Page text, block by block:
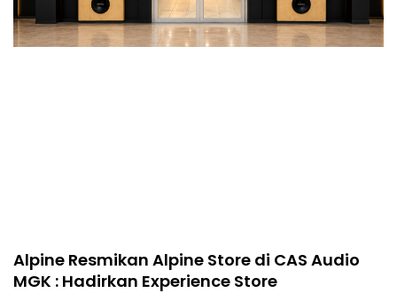
Alpine Resmikan Alpine Store di CAS Audio
MGK : Hadirkan Experience Store